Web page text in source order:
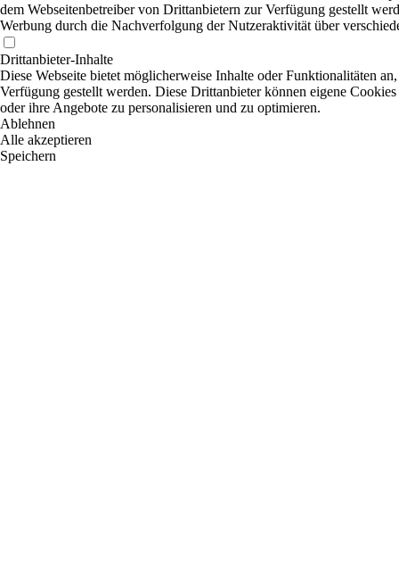
dem Webseitenbetreiber von Drittanbietern zur Verfügung gestellt
Werbung durch die Nachverfolgung der Nutzeraktivität über
Drittanbieter-Inhalte
Diese Webseite bietet möglicherweise Inhalte oder Funktionalitäten
Verfügung gestellt werden. Diese Drittanbieter können eigene
oder ihre Angebote zu personalisieren und zu optimieren.
Ablehnen
Alle akzeptieren
Speichern